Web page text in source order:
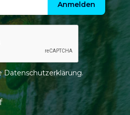
Anmelden
Datenschutzerklärung.